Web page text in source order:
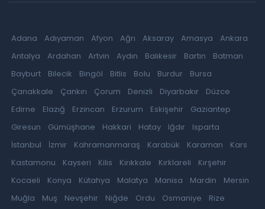
Adana Adıyaman Afyon Ağrı Aksaray Amasya
Ankara
Antalya
Ardahan Artvin Aydın Balıkesir Bartın
Batman
Bayburt
Bilecik Bingöl Bitlis Bolu Burdur
Bursa
Çanakkale
Çankırı Çorum Denizli Diyarbakır
Düzce
Edirne
Elazığ Erzincan Erzurum Eskişehir
Gaziantep
Giresun
Gümüşhane Hakkari Hatay Iğdır
Isparta
İstanbul
İzmir Kahramanmaraş Karabük Karaman
Kars
Kastamonu
Kayseri Kilis Kırıkkale Kırklareli
Kırşehir
Kocaeli
Konya Kütahya Malatya Manisa Mardin
Mersin
Muğla
Muş Nevşehir Niğde Ordu Osmaniye
Rize